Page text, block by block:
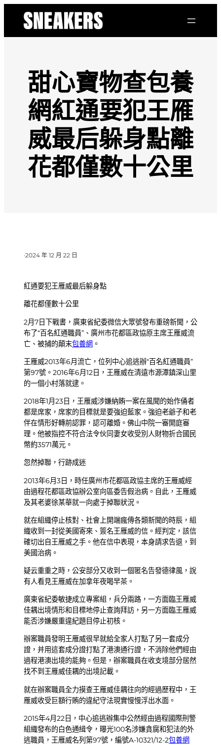
甜心寶物查包養
網紅通要犯王雁
威最后躲身點離
花都僅數十公里
·2024 年 12 月 22 日
紅通要犯王雁威最后躲身點
離花都僅數十公里
2月7日下戰書，廣東省紀委微信大眾號發布重磅新聞，公
布了“百名紅通職員”、廣州市花都區政協原主席王雁威流
亡、被捕的顛末包養網 。
王雁威2013年6月流亡，位列中心追逃辦“百名紅通職員”
第97號。2016年6月12日，王雁威在清遠市源潭鎮深山里
的一個小村落就逮。
2018年1月23日，王雁威涉嫌納賄一案在風聞的始作俑者
都是席家，席家的目標就是要強迫藍家。強迫老爺子和老
伴在情形好轉前認罪，認可離婚。佛山中院一審開庭審
理。他被指控不符合法令伙同妻女收受別人財物折合國民
幣約3571萬元。
忽然掉聯，行跡成迷
2013年6月3日，時任廣州市花都區政協主席的王雁威經
由過程花都區政協辦公室向區委告假治病。自此，王雁威
及其老婆徐某華就一向處于掉聯狀況。
就在組織停止核對、社會上開端瘋傳各類新聞的時辰，組
織收到一封從美國寄來、簽名王雁威的信。經判定，該信
確切出自王雁威之手。他在信中表現，本身請求告退，到
美國治病。
疑云重重之時，公安部分又收到一個匿名告發德律風，說
有人看見王雁威在加拿年夜喝早茶。
廣東省紀委敏捷成立專案組，兵分兩路，一方面臨王雁威
佳耦出境情形和目標地停止查詢拜訪，另一方面臨王雁威
能否涉嫌嚴重違紀題目停止初核。
辦案職員發明王雁威很早就給全家人打點了另一套成分
證，并用這套成分證打點了港澳通行證，不消除他們經由
過程港澳出境的能夠。但是，辦案職員在收支境部分居然
找不到王雁威佳耦的出境記載。
就在辦案職員全力摸查王雁威佳耦往向的經過歷程中，王
雁威收受巨額行賄的違紀守法現實慢慢浮出水面。
2015年4月22日，中心追逃辦集中公然經由過程國際刑警
組織發布的白色通緝令，曝光100名涉嫌貪腐和犯法的外
逃職員，王雁威名列第97號，編號A-10321/12-2包養網